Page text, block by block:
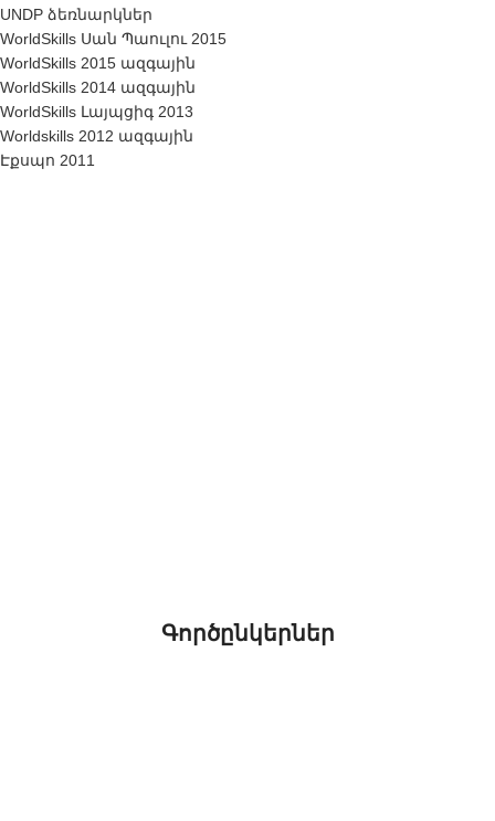
UNDP ձեռնարկներ
WorldSkills Սան Պաուլու 2015
WorldSkills 2015 ազգային
WorldSkills 2014 ազգային
WorldSkills Լայպցիգ 2013
Worldskills 2012 ազգային
Էքսպո 2011
Գործընկերներ